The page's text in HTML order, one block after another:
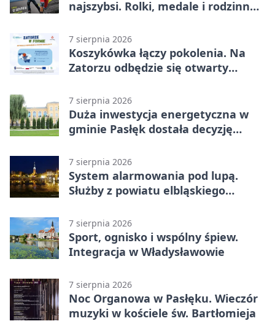
najszybsi. Rolki, medale i rodzinna
7 sierpnia 2026
Koszykówka łączy pokolenia. Na
Zatorzu odbędzie się otwarty
7 sierpnia 2026
Duża inwestycja energetyczna w
gminie Pasłęk dostała decyzję
7 sierpnia 2026
System alarmowania pod lupą.
Służby z powiatu elbląskiego
7 sierpnia 2026
Sport, ognisko i wspólny śpiew.
Integracja w Władysławowie
7 sierpnia 2026
Noc Organowa w Pasłęku. Wieczór
muzyki w kościele św. Bartłomieja